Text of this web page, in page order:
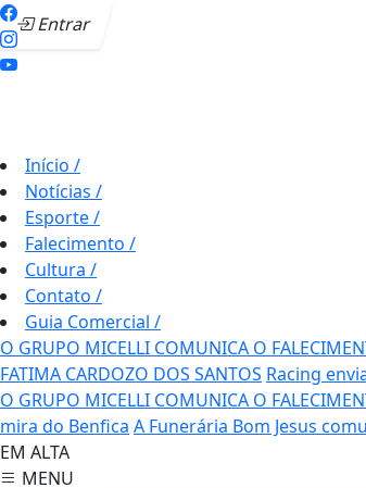
Entrar
Início /
Notícias /
Esporte/
Falecimento /
Cultura /
Contato /
Guia Comercial /
O GRUPO MICELLI COMUNICA O
FATIMA CARDOZO DOS SANTOS Racing
O GRUPO MICELLI COMUNICA O
mira do Benfica A Funerária Bom Jesus
EM ALTA
MENU